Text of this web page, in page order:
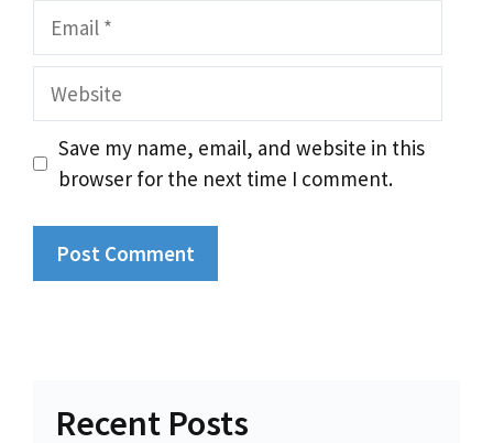
Email
Website
Save my name, email, and website in this
browser for the next time I comment.
Recent Posts